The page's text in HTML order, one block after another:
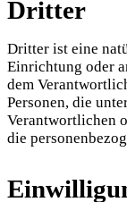
Dritter
Dritter ist eine
Einrichtung oder
dem
Personen, die
Verantwortlichen
die